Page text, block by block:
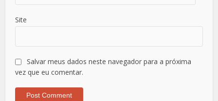
Site
Salvar meus dados neste navegador para a próxima
vez que eu comentar.